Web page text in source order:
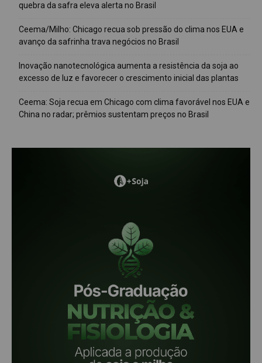
quebra da safra eleva alerta no Brasil
Ceema/Milho: Chicago recua sob pressão do clima nos EUA e
avanço da safrinha trava negócios no Brasil
Inovação nanotecnológica aumenta a resistência da soja ao
excesso de luz e favorecer o crescimento inicial das plantas
Ceema: Soja recua em Chicago com clima favorável nos EUA e
China no radar; prêmios sustentam preços no Brasil